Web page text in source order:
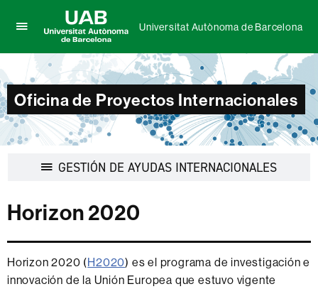
aquí
para
desplegar
el
menú
de
Universitat
Universitat
Autònoma
de
Barcelona
Universitat Autònoma de Barcelona
Oficina de Proyectos Internacionales
GESTIÓN DE AYUDAS INTERNACIONALES
Horizon 2020
Horizon 2020 (H2020) es el programa de investigación e
innovación de la Unión Europea que estuvo vigente